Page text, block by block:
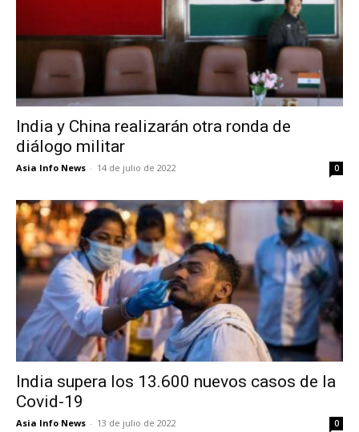
India y China realizarán otra ronda de
diálogo militar
Asia Info News - 14 de julio de 2022 0
India supera los 13.600 nuevos casos de la
Covid-19
Asia Info News - 13 de julio de 2022 0